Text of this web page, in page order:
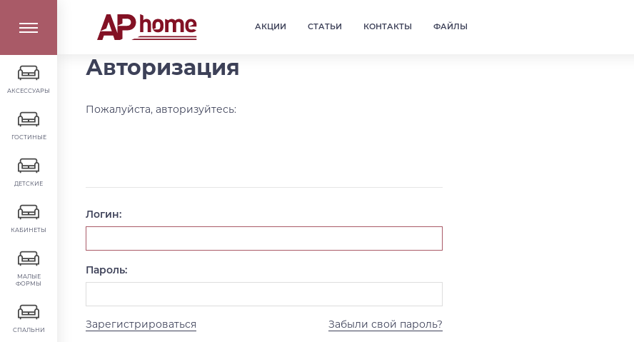
АКЦИИ СТАТЬИ КОНТАКТЫ ФАЙЛЫ
АКСЕССУАРЫ
ГОСТИНЫЕ
ДЕТСКИЕ
КАБИНЕТЫ
МАЛЫЕ
ФОРМЫ
СПАЛЬНИ
Авторизация
Пожалуйста, авторизуйтесь:
Логин:
Пароль:
Зарегистрироваться Забыли свой пароль?